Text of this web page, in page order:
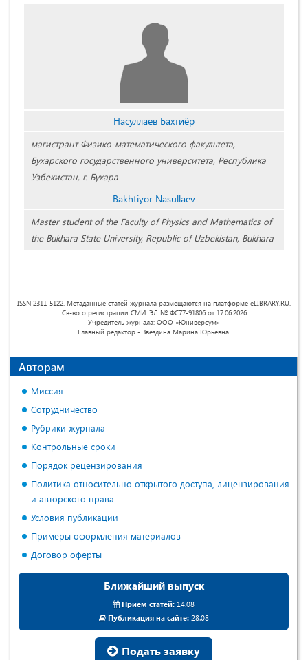
Насуллаев Бахтиёр
магистрант Физико-математического факультета,
Бухарского государственного университета, Республика
Узбекистан, г. Бухара
Bakhtiyor Nasullaev
Master student of the Faculty of Physics and Mathematics of
the Bukhara State University, Republic of Uzbekistan, Bukhara
ISSN 2311-5122. Метаданные статей журнала размещаются на платформе eLIBRARY.RU.
Св-во о регистрации СМИ: ЭЛ № ФС77-91806 от 17.06.2026
Учредитель журнала: ООО «Юниверсум»
Главный редактор - Звездина Марина Юрьевна.
Авторам
Миссия
Сотрудничество
Рубрики журнала
Контрольные сроки
Порядок рецензирования
Политика относительно открытого доступа, лицензирования
и авторского права
Условия публикации
Примеры оформления материалов
Договор оферты
Ближайший выпуск
Прием статей: 14.08
Публикация на сайте:28.08
Подать заявку